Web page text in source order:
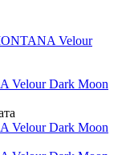
Velour